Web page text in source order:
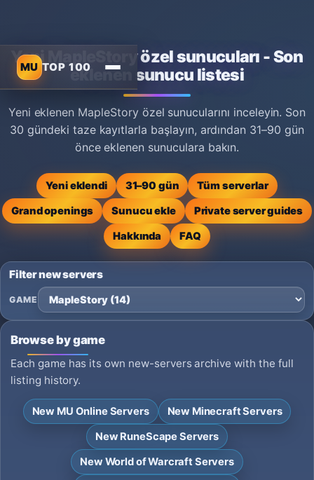
MU TOP 100
Yeni MapleStory özel sunucuları - Son
eklenen sunucu listesi
Yeni eklenen MapleStory özel sunucularını inceleyin. Son
30 gündeki taze kayıtlarla başlayın, ardından 31–90 gün
önce eklenen sunuculara bakın.
Yeni eklendi 31–90 gün
Tüm serverlar
Grand openings
Sunucu ekle
Private server guides
Hakkında
FAQ
Filter new servers
GAME
Browse by game
Each game has its own new-servers archive with the full
listing history.
New MU Online Servers
New Minecraft Servers
New RuneScape Servers
New World of Warcraft Servers